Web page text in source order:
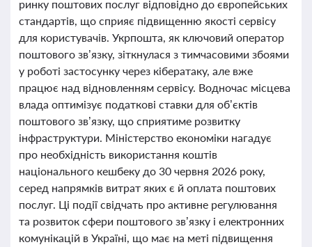
ринку поштових послуг відповідно до європейських
стандартів, що сприяє підвищенню якості сервісу
для користувачів. Укрпошта, як ключовий оператор
поштового зв’язку, зіткнулася з тимчасовими збоями
у роботі застосунку через кібератаку, але вже
працює над відновленням сервісу. Водночас місцева
влада оптимізує податкові ставки для об’єктів
поштового зв’язку, що сприятиме розвитку
інфраструктури. Міністерство економіки нагадує
про необхідність використання коштів
національного кешбеку до 30 червня 2026 року,
серед напрямків витрат яких є й оплата поштових
послуг. Ці події свідчать про активне регулювання
та розвиток сфери поштового зв’язку і електронних
комунікацій в Україні, що має на меті підвищення